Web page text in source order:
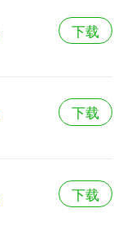
下载
下载
下载